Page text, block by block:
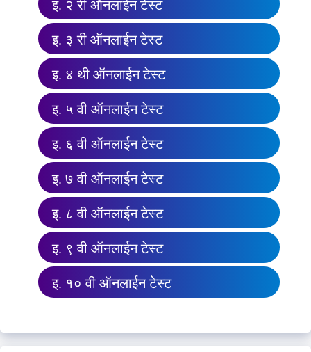
इ. २ री ऑनलाईन टेस्ट
इ. ३ री ऑनलाईन टेस्ट
इ. ४ थी ऑनलाईन टेस्ट
इ. ५ वी ऑनलाईन टेस्ट
इ. ६ वी ऑनलाईन टेस्ट
इ. ७ वी ऑनलाईन टेस्ट
इ. ८ वी ऑनलाईन टेस्ट
इ. ९ वी ऑनलाईन टेस्ट
इ. १० वी ऑनलाईन टेस्ट